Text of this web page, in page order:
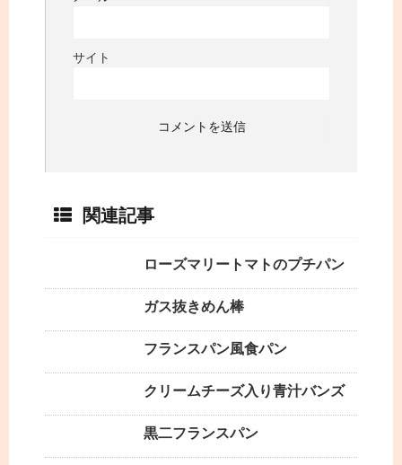
サイト
関連記事
ローズマリートマトのプチパン
ガス抜きめん棒
フランスパン風食パン
クリームチーズ入り青汁バンズ
黒二フランスパン